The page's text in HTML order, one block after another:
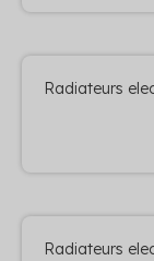
Radiateurs
Radiateurs